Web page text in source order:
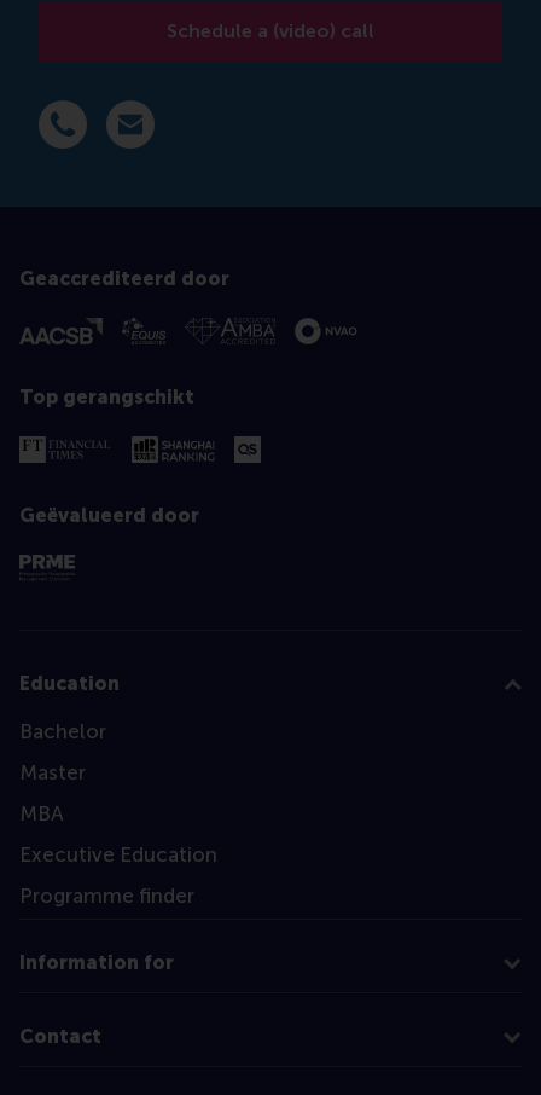
Schedule a (video) call
Bel +31 639 596 717
E-mail mkaur@rsm.nl
Geaccrediteerd door
Top gerangschikt
Geëvalueerd door
Education
Bachelor
Master
MBA
Executive Education
Programme finder
Information for
Contact